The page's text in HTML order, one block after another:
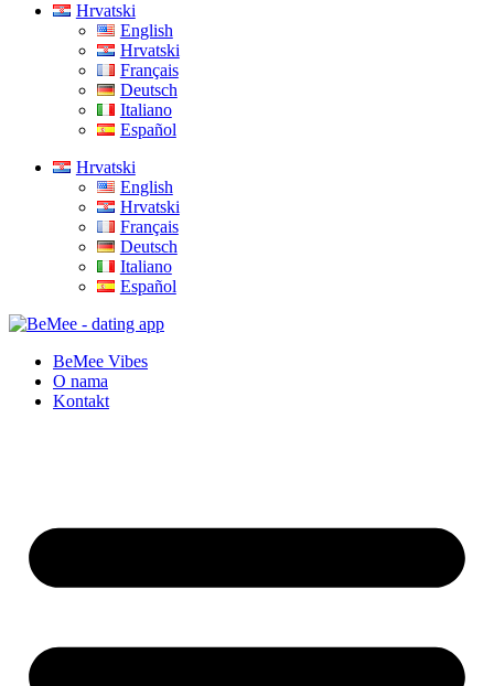
Hrvatski
English
Hrvatski
Français
Deutsch
Italiano
Español
Hrvatski
English
Hrvatski
Français
Deutsch
Italiano
Español
BeMee Vibes
O nama
Kontakt